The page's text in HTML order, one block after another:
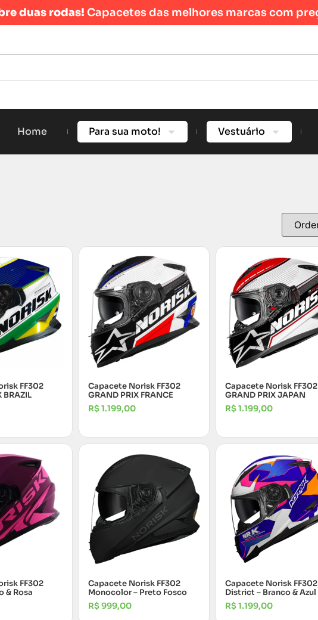
duas rodas! Capacetes das melhores marcas com
Home Para sua moto! Vestuário
FF302
BRAZIL
Capacete Norisk FF302
GRAND PRIX FRANCE
R$1.199,00
Capacete Norisk FF302
GRAND PRIX JAPAN
R$1.199,00
FF302
& Rosa
Capacete Norisk FF302
Monocolor – Preto Fosco
R$999,00
Capacete Norisk
District – Branco & Azul
R$1.199,00